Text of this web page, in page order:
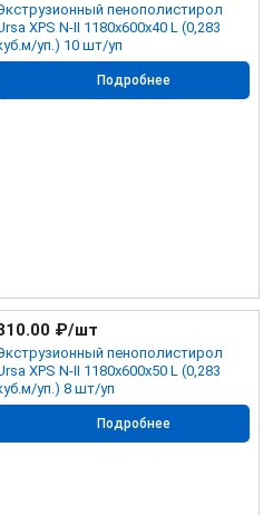
пенополистирол
XPS N-II 1180х600х40 L (0,283
куб.м/уп.) 10 шт/уп
Подробнее
пенополистирол
XPS N-II 1180х600х50 L (0,283
куб.м/уп.) 8 шт/уп
₽/шт
Подробнее